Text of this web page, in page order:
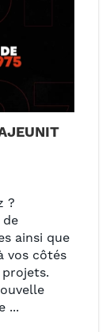
?
ainsi que
vos côtés
...